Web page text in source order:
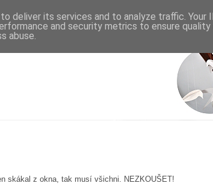
skákal z okna, tak musí všichni. NEZKOUŠET!
deliver its services and to analyze traffic. Your
and security metrics to ensure
abuse.